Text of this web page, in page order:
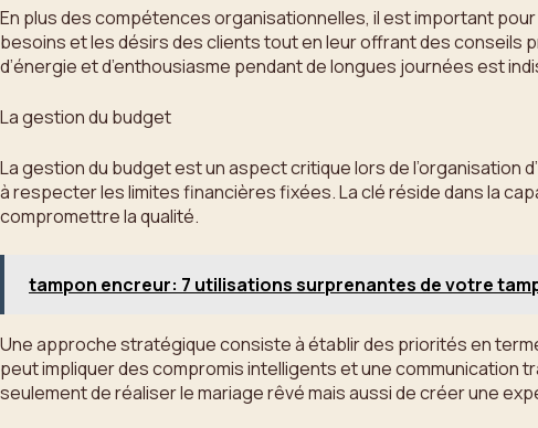
En plus des compétences organisationnelles, il est important
besoins et les désirs des clients tout en leur offrant des conseils
d’énergie et d’enthousiasme pendant de longues journées est
La gestion du budget
La gestion du budget est un aspect critique lors de l’organisation
à respecter les limites financières fixées. La clé réside dans la
compromettre la qualité.
tampon encreur: 7 utilisations surprenantes de votre
Une approche stratégique consiste à établir des priorités en
peut impliquer des compromis intelligents et une
seulement de réaliser le mariage rêvé mais aussi de créer une